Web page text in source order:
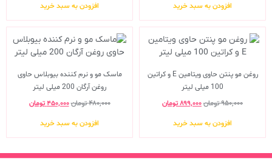
افزودن به سبد خرید افزودن به سبد خرید
روغن مو پنتن حاوی ویتامین E و کراتین
100 میلی لیتر
۹۵۰,۰۰۰تومان۸۹۹,۰۰۰تومان
افزودن به سبد خرید
ماسک مو و نرم کننده بیوبلاس حاوی
روغن آرگان 200 میلی لیتر
۴۸۰,۰۰۰تومان۴۵۰,۰۰۰ تومان
افزودن به سبد خرید